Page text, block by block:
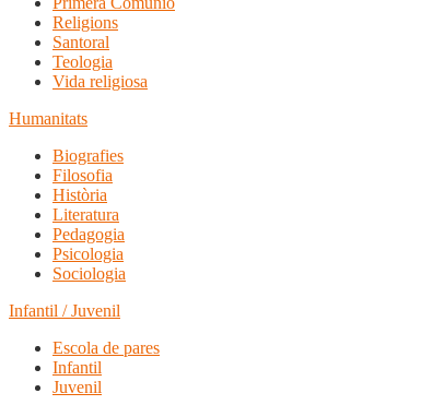
Religions
Santoral
Teologia
Vida religiosa
Humanitats
Biografies
Filosofia
Història
Literatura
Pedagogia
Psicologia
Sociologia
Infantil / Juvenil
Escola de pares
Infantil
Juvenil